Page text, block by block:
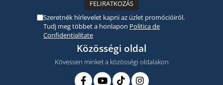
Szeretnék hírlevelet kapni az üzlet promócióiról.
Tudj meg többet a honlapon Politica de
Confidentialitate
Közösségi oldal
Kövessen minket a közösségi oldalakon